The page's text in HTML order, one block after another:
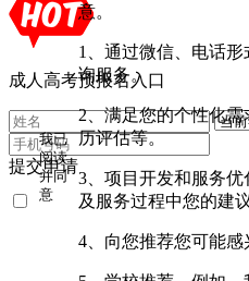
成人高考预报名入口
提交申请
我已
阅读
并同
意
意。
1、通过微信、电话
询服务。
2、满足您的个性化
历评估等。
3、项目开发和服务
及服务过程中您的建
4、向您推荐您可能感